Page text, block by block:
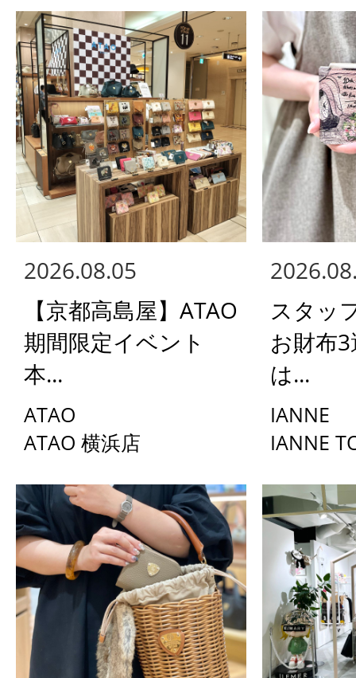
2026.08.05
【京都高島屋】ATAO
期間限定イベント
本...
ATAO
ATAO 横浜店
スタッ
お財布
は...
IANNE
IANNE